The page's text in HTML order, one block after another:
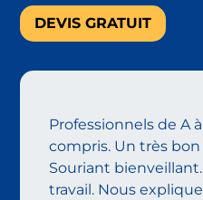
DEVIS GRATUIT
Nous avons fait
notre
présentée à l’heure
été réalisé dans les